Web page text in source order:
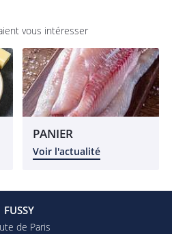
RESTEZ
INSCRIPTION
REJOIGNEZ-
vous intéresser
PANIER
Voir l'actualité
FUSSY
de Paris